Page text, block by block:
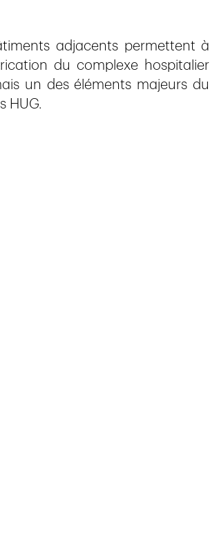
adjacents permettent à
du complexe hospitalier
un des éléments majeurs du
HUG.